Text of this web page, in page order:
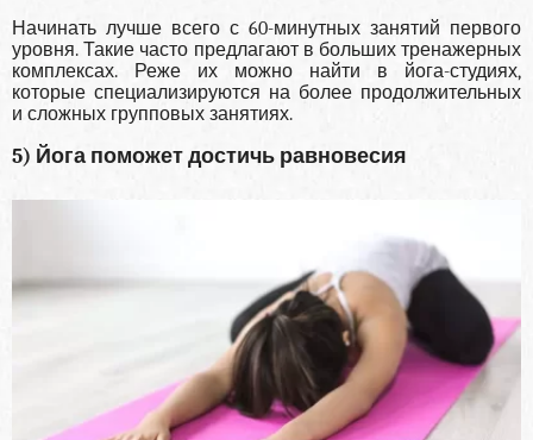
Начинать лучше всего с 60-минутных занятий первого
уровня. Такие часто предлагают в больших тренажерных
комплексах. Реже их можно найти в йога-студиях,
которые специализируются на более продолжительных
и сложных групповых занятиях.
5) Йога поможет достичь равновесия